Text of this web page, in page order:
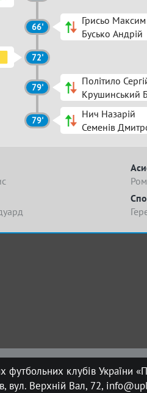
66'
Грисьо Максим
Бусько Андрій
72'
79'
Політило
Крушинський
79'
Нич Назарій
Семенів
футбольних клубів України
вул. Верхній Вал, 72,